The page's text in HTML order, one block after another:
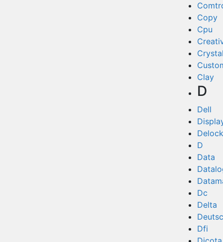
Copy
Cpu
Clay
D
Dell
Delock
D
Data
Dc
Delta
Dfi